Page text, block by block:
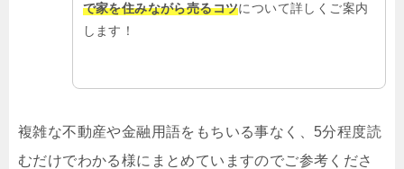
で家を住みながら売るコツについて詳しくご案内
します！
複雑な不動産や金融用語をもちいる事なく、5分程度読
むだけでわかる様にまとめていますのでご参考くださ